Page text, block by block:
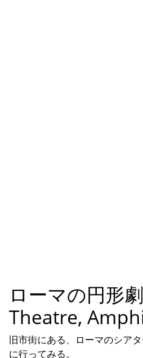
ローマの円形
Theatre,
旧市街にある、ローマのシア
に行ってみる。